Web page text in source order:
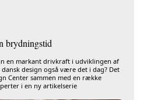
brydningstid
en markant drivkraft i udviklingen af
design også være det i dag? Det
Center sammen med en række
i en ny artikelserie